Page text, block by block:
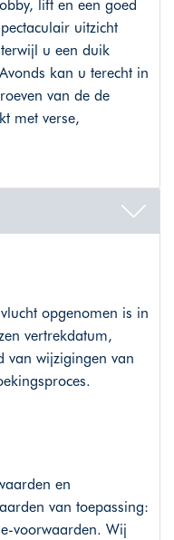
lift en een goed
uitzicht
u een duik
kan u terecht in
van de de
met verse,
opgenomen is in
vertrekdatum,
van wijzigingen van
en
van toepassing:
voorwaarden. Wij